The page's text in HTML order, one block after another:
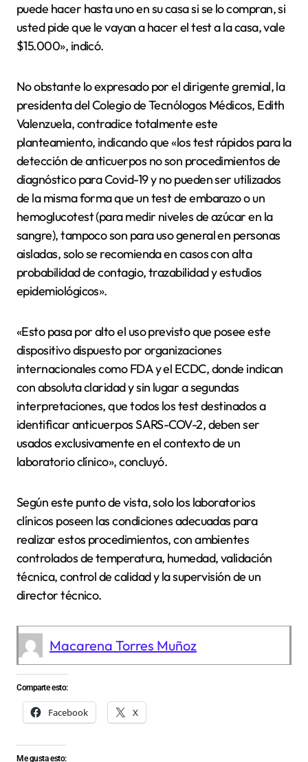
puede hacer hasta uno en su casa si se lo compran, si
usted pide que le vayan a hacer el test a la casa, vale
$15.000», indicó.
No obstante lo expresado por el dirigente gremial, la
presidenta del Colegio de Tecnólogos Médicos, Edith
Valenzuela, contradice totalmente este
planteamiento, indicando que «los test rápidos para la
detección de anticuerpos no son procedimientos de
diagnóstico para Covid-19 y no pueden ser utilizados
de la misma forma que un test de embarazo o un
hemoglucotest (para medir niveles de azúcar en la
sangre), tampoco son para uso general en personas
aisladas, solo se recomienda en casos con alta
probabilidad de contagio, trazabilidad y estudios
epidemiológicos».
«Esto pasa por alto el uso previsto que posee este
dispositivo dispuesto por organizaciones
internacionales como FDA y el ECDC, donde indican
con absoluta claridad y sin lugar a segundas
interpretaciones, que todos los test destinados a
identificar anticuerpos SARS-COV-2, deben ser
usados exclusivamente en el contexto de un
laboratorio clínico», concluyó.
Según este punto de vista, solo los laboratorios
clínicos poseen las condiciones adecuadas para
realizar estos procedimientos, con ambientes
controlados de temperatura, humedad, validación
técnica, control de calidad y la supervisión de un
director técnico.
Macarena Torres Muñoz
Comparte esto:
Facebook X
Me gusta esto: